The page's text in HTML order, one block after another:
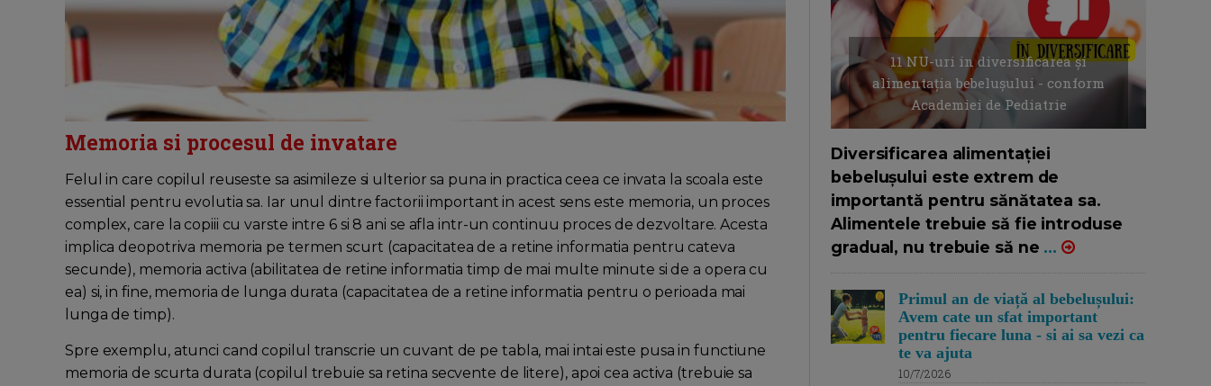
Memoria si procesul de invatare
Felul in care copilul reuseste sa asimileze si ulterior sa puna in practica ceea ce invata la scoala este
essential pentru evolutia sa. Iar unul dintre factorii important in acest sens este memoria, un proces
complex, care la copiii cu varste intre 6 si 8 ani se afla intr-un continuu proces de dezvoltare. Acesta
implica deopotriva memoria pe termen scurt (capacitatea de a retine informatia pentru cateva
secunde), memoria activa (abilitatea de retine informatia timp de mai multe minute si de a opera cu
ea) si, in fine, memoria de lunga durata (capacitatea de a retine informatia pentru o perioada mai
lunga de timp).
Spre exemplu, atunci cand copilul transcrie un cuvant de pe tabla, mai intai este pusa in functiune
memoria de scurta durata (copilul trebuie sa retina secvente de litere), apoi cea activa (trebuie sa
11 NU-uri in diversificarea și
alimentația bebelușului - conform
Academiei de Pediatrie
Diversificarea alimentației
bebelușului este extrem de
importantă pentru sănătatea sa.
Alimentele trebuie să fie introduse
gradual, nu trebuie să ne ...
Primul an de viață al bebelușului:
Avem cate un sfat important
pentru fiecare luna - si ai sa vezi ca
te va ajuta
10/7/2026